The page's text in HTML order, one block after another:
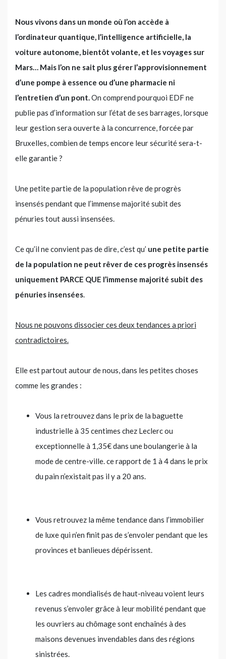
Nous vivons dans un monde où l’on accède à
l’ordinateur quantique, l’intelligence artificielle, la
voiture autonome, bientôt volante, et les voyages sur
Mars… Mais l’on ne sait plus gérer l’approvisionnement
d’une pompe à essence ou d’une pharmacie ni
l’entretien d’un pont.On comprend pourquoi EDF ne
publie pas d’information sur l’état de ses barrages, lorsque
leur gestion sera ouverte à la concurrence, forcée par
Bruxelles, combien de temps encore leur sécurité sera-t-
elle garantie ?
Une petite partie de la population rêve de progrès
insensés pendant que l’immense majorité subit des
pénuries tout aussi insensées.
Ce qu’il ne convient pas de dire, c’est qu’ une petite partie
de la population ne peut rêver de ces progrès insensés
uniquement PARCE QUE l’immense majorité subit des
pénuries insensées.
Nous ne pouvons dissocier ces deux tendances a priori
contradictoires.
Elle est partout autour de nous, dans les petites choses
comme les grandes :
Vous la retrouvez dans le prix de la baguette
industrielle à 35 centimes chez Leclerc ou
exceptionnelle à 1,35€ dans une boulangerie à la
mode de centre-ville. ce rapport de 1 à 4 dans le prix
du pain n’existait pas il y a 20 ans.
Vous retrouvez la même tendance dans l’immobilier
de luxe qui n’en finit pas de s’envoler pendant que les
provinces et banlieues dépérissent.
Les cadres mondialisés de haut-niveau voient leurs
revenus s’envoler grâce à leur mobilité pendant que
les ouvriers au chômage sont enchaînés à des
maisons devenues invendables dans des régions
sinistrées.